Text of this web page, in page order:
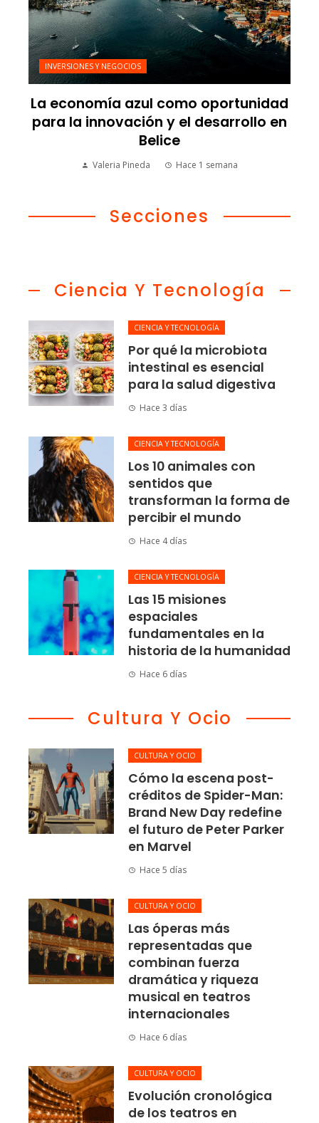
INVERSIONES Y NEGOCIOS
La economía azul como oportunidad
para la innovación y el desarrollo en
Belice
Valeria Pineda Hace 1 semana
Secciones
Ciencia Y Tecnología
CIENCIA Y TECNOLOGÍA
Por qué la microbiota
intestinal es esencial
para la salud digestiva
Hace 3 días
CIENCIA Y TECNOLOGÍA
Los 10 animales con
sentidos que
transforman la forma de
percibir el mundo
Hace 4 días
CIENCIA Y TECNOLOGÍA
Las 15 misiones
espaciales
fundamentales en la
historia de la humanidad
Hace 6 días
Cultura Y Ocio
CULTURA Y OCIO
Cómo la escena post-
créditos de Spider-Man:
Brand New Day redefine
el futuro de Peter Parker
en Marvel
Hace 5 días
CULTURA Y OCIO
Las óperas más
representadas que
combinan fuerza
dramática y riqueza
musical en teatros
internacionales
Hace 6 días
CULTURA Y OCIO
Evolución cronológica
de los teatros en